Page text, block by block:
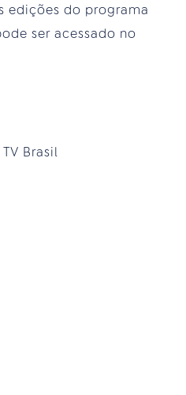
edições do programa
ser acessado no
Brasil